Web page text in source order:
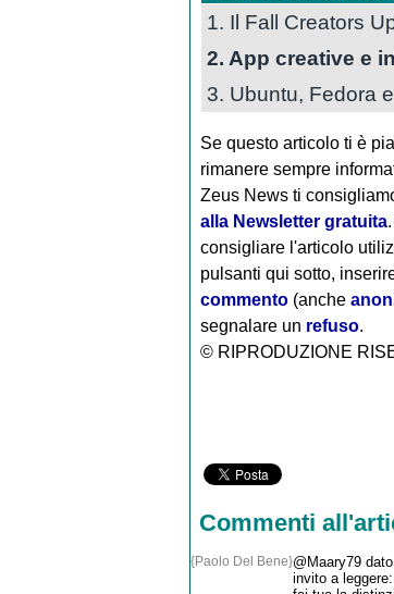
1. Il Fall Creators
2. App creative e
3. Ubuntu, Fedora
Se questo articolo ti è
rimanere sempre
Zeus News ti
alla Newsletter gratuita
consigliare l'articolo
pulsanti qui sotto,
commento(anche
segnalare un refuso.
© RIPRODUZIONE
Commenti
{Paolo Del Bene}@Maary79
invito a